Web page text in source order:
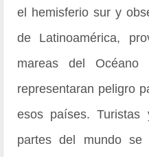
el hemisferio sur y
de Latinoamérica,
mareas del
representaran peligro
esos países. Turistas
partes del mundo se